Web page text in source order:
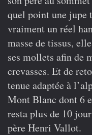
quel point une jupe
vraiment un réel
masse de tissus,
ses mollets afin de
crevasses. Et de
tenue adaptée à
Mont Blanc dont 6
resta plus de 10
père Henri Vallot.